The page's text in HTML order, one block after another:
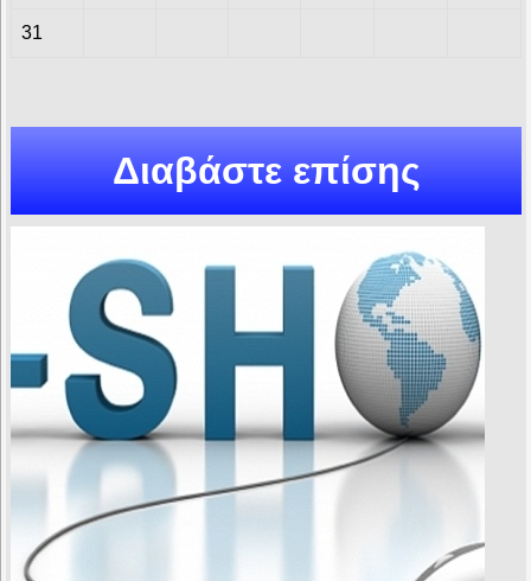
31
Διαβάστε επίσης